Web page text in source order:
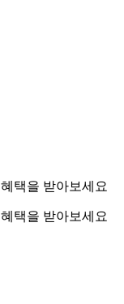
택을 받아보세요
택을 받아보세요